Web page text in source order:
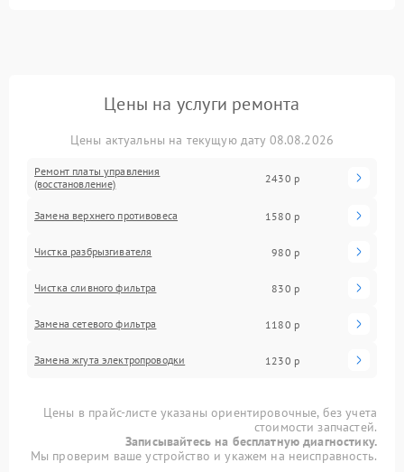
Цены на услуги ремонта
Цены актуальны на текущую дату 08.08.2026
Ремонт платы управления
(восстановление)
2430 р
Замена верхнего противовеса 1580 р
Чистка разбрызгивателя 980 р
Чистка сливного фильтра 830 р
Замена сетевого фильтра 1180 р
Замена жгута электропроводки 1230 р
Цены в прайс-листе указаны ориентировочные, без учета
стоимости запчастей.
Записывайтесь на бесплатную диагностику.
Мы проверим ваше устройство и укажем на неисправность.